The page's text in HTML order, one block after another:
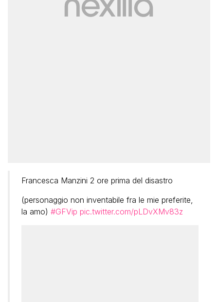
Francesca Manzini 2 ore prima del disastro
(personaggio non inventabile fra le mie preferite,
la amo) #GFVip pic.twitter.com/pLDvXMv83z